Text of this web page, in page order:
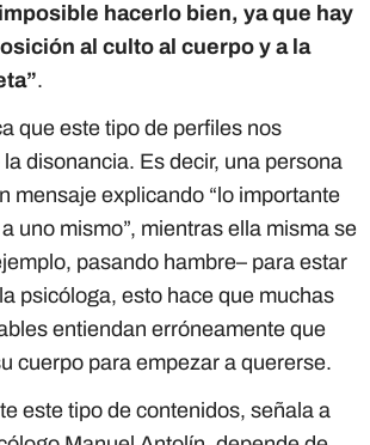
hacerlo bien, ya que hay
al culto al cuerpo y a la
.
que este tipo de perfiles nos
la disonancia. Es decir, una persona
mensaje explicando “lo importante
uno mismo”, mientras ella misma se
pasando hambre– para estar
psicóloga, esto hace que muchas
entiendan erróneamente que
cuerpo para empezar a quererse.
este tipo de contenidos, señala a